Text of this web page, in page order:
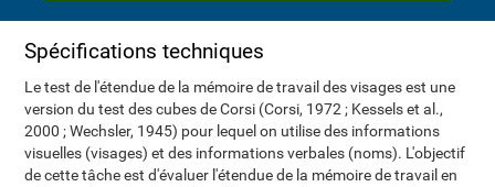
Spécifications techniques
Le test de l'étendue de la mémoire de travail des visages est une
version du test des cubes de Corsi (Corsi, 1972 ; Kessels et al.,
2000 ; Wechsler, 1945) pour lequel on utilise des informations
visuelles (visages) et des informations verbales (noms). L'objectif
de cette tâche est d'évaluer l'étendue de la mémoire de travail en